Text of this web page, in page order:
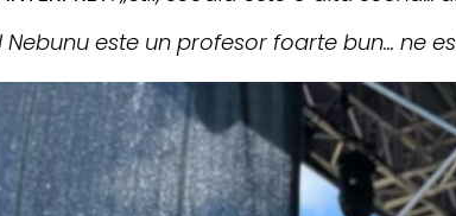
Nebunu este un profesor foarte bun... ne